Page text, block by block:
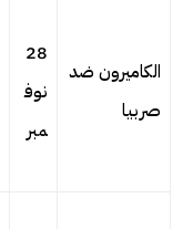
الكاميرون ضد
صربيا
28
نوف
مبر